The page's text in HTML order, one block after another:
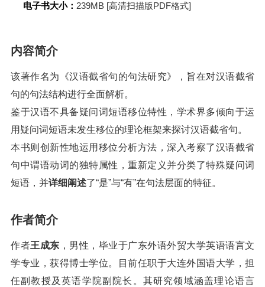
电子书大小： 239MB [高清扫描版PDF格式]
内容简介
该著作名为《汉语截省句的句法研究》，旨在对汉语截省
句的句法结构进行全面解析。
鉴于汉语不具备疑问词短语移位特性，学术界多倾向于运
用疑问词短语未发生移位的理论框架来探讨汉语截省句。
本书则创新性地运用移位分析方法，深入考察了汉语截省
句中谓语动词的独特属性，重新定义并分类了特殊疑问词
短语，并详细阐述了“是”与“有”在句法层面的特征。
作者简介
作者王成东 ，男性，毕业于广东外语外贸大学英语语言文
学专业，获得博士学位。目前任职于大连外国语大学，担
任副教授及英语学院副院长。其研究领域涵盖理论语言